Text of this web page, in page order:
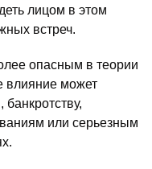
лицом в этом
встреч.
опасным в теории
влияние может
или серьезным